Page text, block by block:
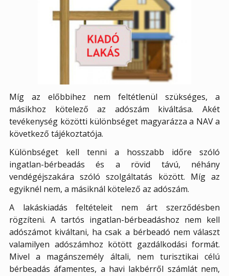
Míg az előbbihez nem feltétlenül szükséges, a
másikhoz kötelező az adószám kiváltása. Akét
tevékenység közötti különbséget magyarázza a NAV a
következő tájékoztatója.
Különbséget kell tenni a hosszabb időre szóló
ingatlan-bérbeadás és a rövid távú, néhány
vendégéjszakára szóló szolgáltatás között. Míg az
egyiknél nem, a másiknál kötelező az adószám.
A lakáskiadás feltételeit nem árt szerződésben
rögzíteni. A tartós ingatlan-bérbeadáshoz nem kell
adószámot kiváltani, ha csak a bérbeadó nem választ
valamilyen adószámhoz kötött gazdálkodási formát.
Mivel a magánszemély általi, nem turisztikai célú
bérbeadás áfamentes, a havi lakbérről számlát nem,